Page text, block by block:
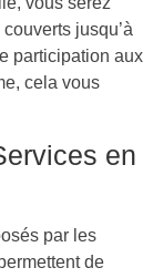
jusqu’à
participation aux
cela vous
en
par les
de